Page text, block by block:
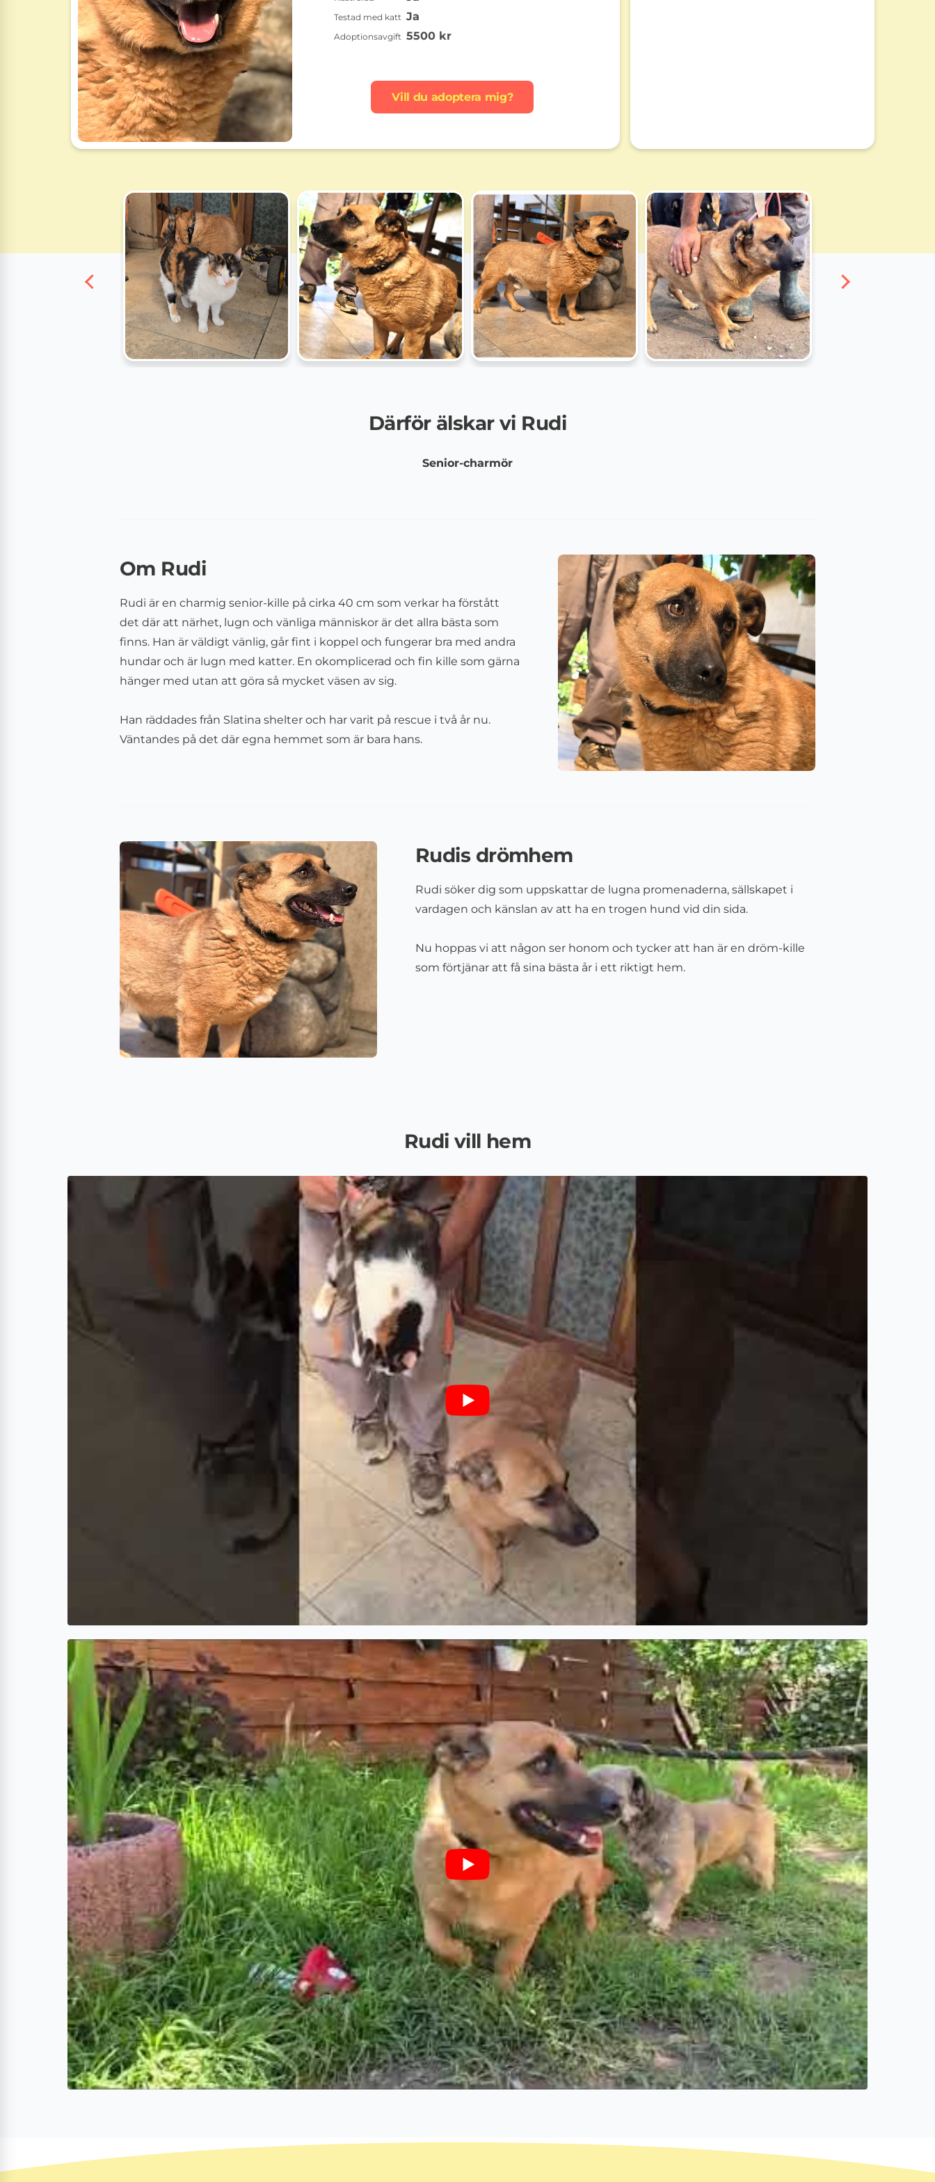
Testad med katt Ja
Adoptionsavgift 5500 kr
Vill du adoptera mig?
Därför älskar vi Rudi
Senior-charmör
Om Rudi
Rudi är en charmig senior-kille på cirka 40 cm som verkar ha förstått
det där att närhet, lugn och vänliga människor är det allra bästa som
finns. Han är väldigt vänlig, går fint i koppel och fungerar bra med andra
hundar och är lugn med katter. En okomplicerad och fin kille som gärna
hänger med utan att göra så mycket väsen av sig.
Han räddades från Slatina shelter och har varit på rescue i två år nu.
Väntandes på det där egna hemmet som är bara hans.
Rudis drömhem
Rudi söker dig som uppskattar de lugna promenaderna, sällskapet i
vardagen och känslan av att ha en trogen hund vid din sida.
Nu hoppas vi att någon ser honom och tycker att han är en dröm-kille
som förtjänar att få sina bästa år i ett riktigt hem.
Rudi vill hem